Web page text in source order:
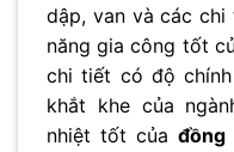
dập, van và các
năng gia công tốt
chi tiết có độ
khắt khe của
nhiệt tốt củađồng